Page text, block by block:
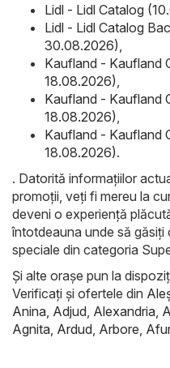
Lidl - Lidl Catalog
Lidl - Lidl Catalog
30.08.2026)
Kaufland - Kaufland
18.08.2026)
Kaufland - Kaufland
18.08.2026)
Kaufland - Kaufland
18.08.2026).
. Datorită informațiilor
promoții, veți fi mereu la
deveni o experiență
întotdeauna unde să găsiți
speciale din categoria
Și alte orașe pun la
Verificați și ofertele din
Anina Adjud Alexandria
Agnita Ardud Arbore